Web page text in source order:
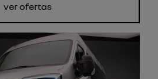
ver ofertas